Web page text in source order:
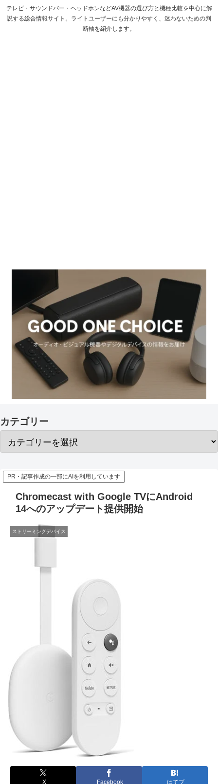
テレビ・サウンドバー・ヘッドホンなどAV機器の選び方と機種比較を中心に解
説する総合情報サイト。ライトユーザーにも分かりやすく、迷わないための判
断軸を紹介します。
カテゴリー
PR・記事作成の一部にAIを利用しています
Chromecast with Google TVにAndroid
14へのアップデート提供開始
ストリーミングデバイス
X Facebook はてブ